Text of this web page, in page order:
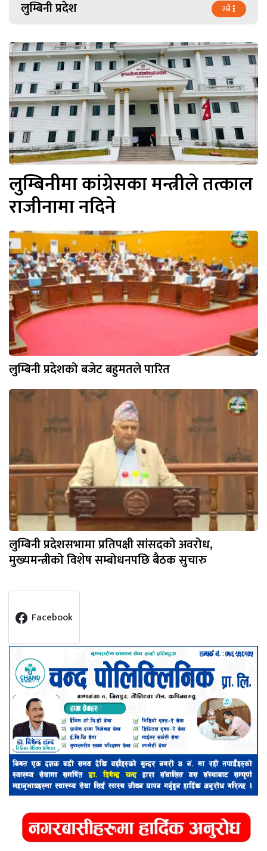
लुम्बिनी प्रदेश सबै
लुम्बिनीमा कांग्रेसका मन्त्रीले तत्काल
राजीनामा नदिने
लुम्बिनी प्रदेशको बजेट बहुमतले पारित
लुम्बिनी प्रदेशसभामा प्रतिपक्षी सांसदको अवरोध,
मुख्यमन्त्रीको विशेष सम्बोधनपछि बैठक सुचारु
Facebook